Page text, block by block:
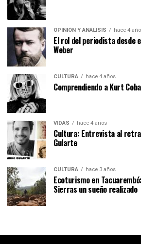
OPINIÓN Y ANÁLISIS hace 4
El rol del periodista desde
Weber
CULTURA hace 4 años
Comprendiendo a Kurt
VIDAS hace 4 años
Cultura: Entrevista al
Gularte
CULTURA hace 3 años
Ecoturismo en
Sierras un sueño realizado